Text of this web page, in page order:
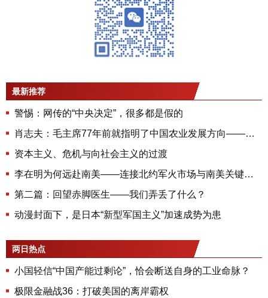
最新推荐
警惕：网传的“中央决定”，很多都是假的
肖志夫：毛主席77年前就指明了中国农业发展方向——现代化和集体化
资本主义、危机与向社会主义的过渡
李在明为何远赴南美——连接北约军火市场与南美关键矿产的实用外交真相
第二篇：回望赤脚医生——我们弄丢了什么？
动漫封面下，是日本“新型军国主义”加速成势为患
两日热点
小国轻信“中国产能过剩论”，恰会断送自身的工业命脉？
极限金融战36：打破美国的离岸霸权